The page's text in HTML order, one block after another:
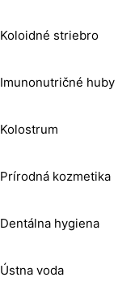
Koloidné striebro
Imunonutričné huby
Kolostrum
Prírodná kozmetika
Dentálna hygiena
Ústna voda